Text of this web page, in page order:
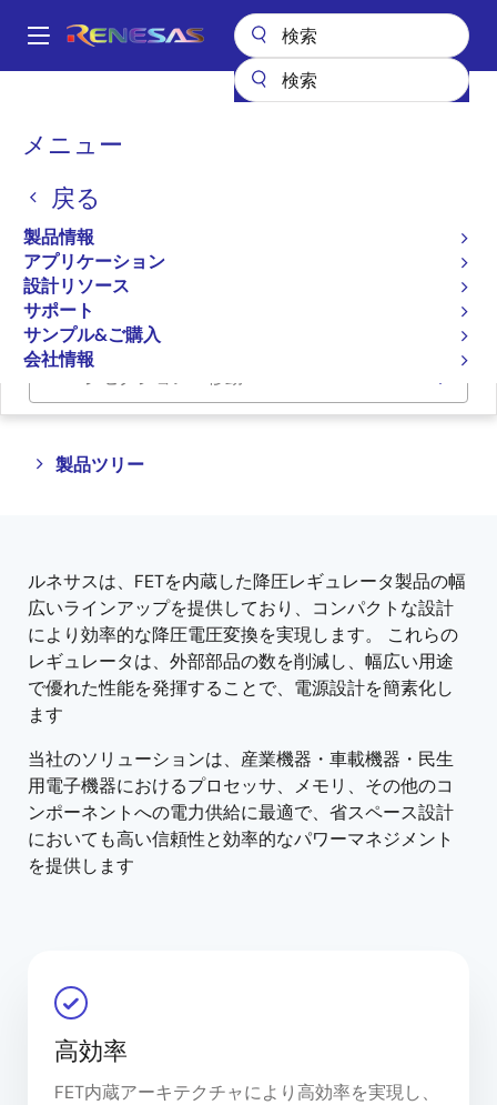
ン
Main
メニュー
戻る
製品情報
アプリケーション
設計リソース
サポート
サンプル&ご購入
会社情報
パ
く
ず
パワー & パワーマネジメント
DC/DCコンバータ
降圧レギュレータ（FET内
蔵）
製品ツリー
Close
Open
ルネサスは、FETを内蔵した降圧レギュレータ製品の幅
広いラインアップを提供しており、コンパクトな設計
により効率的な降圧電圧変換を実現します。 これらの
レギュレータは、外部部品の数を削減し、幅広い用途
で優れた性能を発揮することで、電源設計を簡素化し
ます
当社のソリューションは、産業機器・車載機器・民生
用電子機器におけるプロセッサ、メモリ、その他のコ
ンポーネントへの電力供給に最適で、省スペース設計
においても高い信頼性と効率的なパワーマネジメント
を提供します
高効率
FET内蔵アーキテクチャにより高効率を実現し、